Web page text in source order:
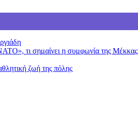
τι σημαίνει η συμφωνία της Μέκκας
ζωή της πόλης